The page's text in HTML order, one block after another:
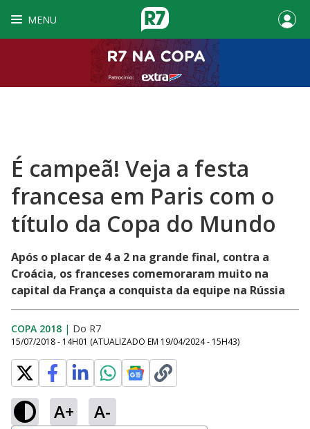
MENU
É campeã! Veja a festa
francesa em Paris com o
título da Copa do Mundo
Após o placar de 4 a 2 na grande final, contra a
Croácia, os franceses comemoraram muito na
capital da França a conquista da equipe na Rússia
COPA 2018 | Do R7
15/07/2018 - 14H01 (ATUALIZADO EM 19/04/2024 - 15H43)
A+ A-